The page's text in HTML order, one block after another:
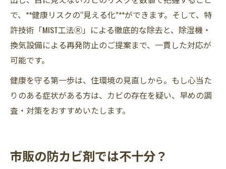
で、**健康リスクの“見える化”**ができます。そして、特
許技術「MIST工法Ⓡ」による徹底的な除去と、除湿機・
換気設備による再発防止のご提案まで、一貫した対応が
可能です。
健康を守る第一歩は、住環境の見直しから。もし心当た
りのある症状がある方は、カビの存在を疑い、早めの調
査・対策をおすすめいたします。
市販の防カビ剤では不十分？